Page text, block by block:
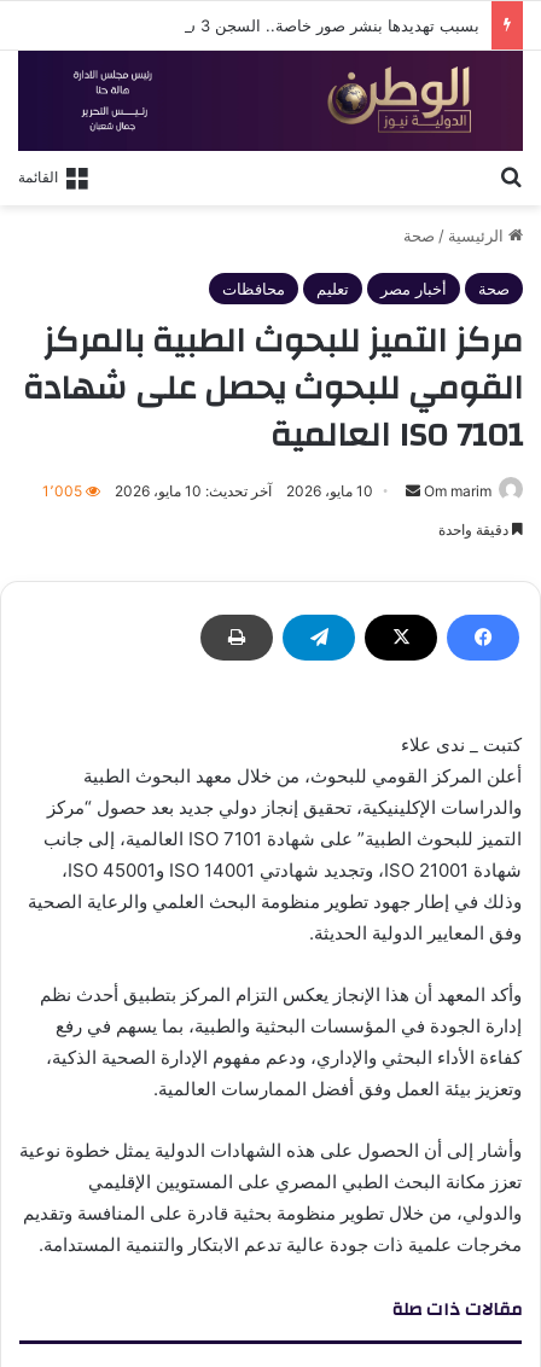
القائمة
الرئيسية / صحة
صحة أخبار مصر تعليم محافظات
مركز التميز للبحوث الطبية بالمركز
القومي للبحوث يحصل على شهادة
ISO 7101 العالمية
Om marim
أرسل 10 مايو، 2026 آخر تحديث: 10 مايو، 2026 1٬005
دقيقة واحدة
كتبت _ ندى علاء
أعلن المركز القومي للبحوث، من خلال معهد البحوث الطبية
والدراسات الإكلينيكية، تحقيق إنجاز دولي جديد بعد حصول “مركز
التميز للبحوث الطبية” على شهادة ISO 7101 العالمية، إلى جانب
شهادة ISO 21001، وتجديد شهادتي ISO 14001 وISO 45001،
وذلك في إطار جهود تطوير منظومة البحث العلمي والرعاية الصحية
وفق المعايير الدولية الحديثة.
وأكد المعهد أن هذا الإنجاز يعكس التزام المركز بتطبيق أحدث نظم
إدارة الجودة في المؤسسات البحثية والطبية، بما يسهم في رفع
كفاءة الأداء البحثي والإداري، ودعم مفهوم الإدارة الصحية الذكية،
وتعزيز بيئة العمل وفق أفضل الممارسات العالمية.
وأشار إلى أن الحصول على هذه الشهادات الدولية يمثل خطوة نوعية
تعزز مكانة البحث الطبي المصري على المستويين الإقليمي
والدولي، من خلال تطوير منظومة بحثية قادرة على المنافسة وتقديم
مخرجات علمية ذات جودة عالية تدعم الابتكار والتنمية المستدامة.
مقالات ذات صلة